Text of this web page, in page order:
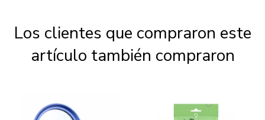
Los clientes que compraron este
artículo también compraron